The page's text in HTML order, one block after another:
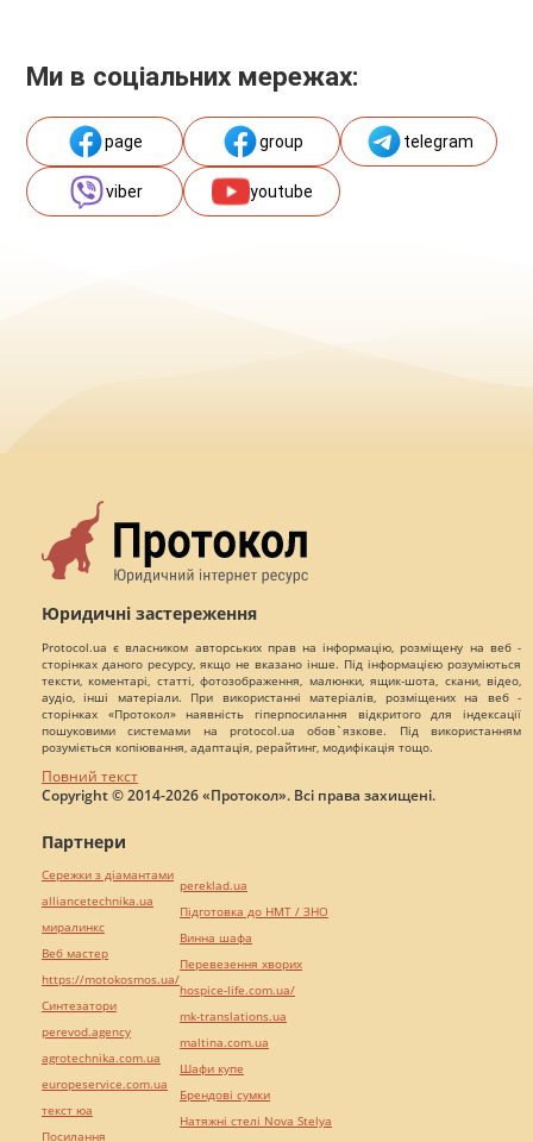
Ми в соціальних мережах:
page group telegram
viber youtube
Юридичні застереження
Protocol.ua є власником авторських прав на інформацію, розміщену на веб -
сторінках даного ресурсу, якщо не вказано інше. Під інформацією розуміються
тексти, коментарі, статті, фотозображення, малюнки, ящик-шота, скани, відео,
аудіо, інші матеріали. При використанні матеріалів, розміщених на веб -
сторінках «Протокол» наявність гіперпосилання відкритого для індексації
пошуковими системами на protocol.ua обов`язкове. Під використанням
розуміється копіювання, адаптація, рерайтинг, модифікація тощо.
Повний текст
Copyright © 2014-2026 «Протокол». Всі права захищені.
Партнери
Сережки з діамантами
alliancetechnika.ua
миралинкс
Веб мастер
https://motokosmos.ua/
Синтезатори
perevod.agency
agrotechnika.com.ua
europeservice.com.ua
текст юа
Посилання
pereklad.ua
Підготовка до НМТ / ЗНО
Винна шафа
Перевезення хворих
hospice-life.com.ua/
mk-translations.ua
maltina.com.ua
Шафи купе
Брендові сумки
Натяжні стелі Nova Stelya